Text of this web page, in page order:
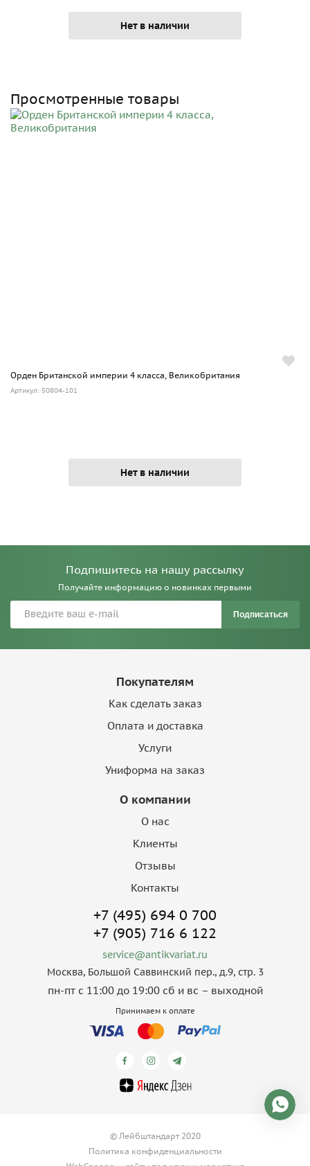
Нет в наличии
Просмотренные товары
Орден Британской империи 4 класса, Великобритания
Артикул: 50804-101
Нет в наличии
Подпишитесь на нашу рассылку
Получайте информацию о новинках первыми
Подписаться
Покупателям
Как сделать заказ
Оплата и доставка
Услуги
Униформа на заказ
О компании
О нас
Клиенты
Отзывы
Контакты
+7 (495) 694 0 700
+7 (905) 716 6 122
service@antikvariat.ru
Москва, Большой Саввинский пер., д.9, стр. 3
пн-пт с 11:00 до 19:00 сб и вс – выходной
Принимаем к оплате
© Лейбштандарт 2020
Политика конфиденциальности